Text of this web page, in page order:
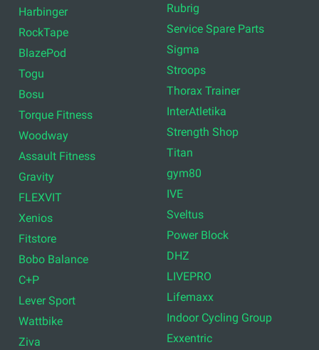
Harbinger
RockTape
BlazePod
Togu
Bosu
Torque Fitness
Woodway
Assault Fitness
Gravity
FLEXVIT
Xenios
Fitstore
Bobo Balance
C+P
Lever Sport
Wattbike
Ziva
Rubrig
Service Spare Parts
Sigma
Stroops
Thorax Trainer
InterAtletika
Strength Shop
Titan
gym80
IVE
Sveltus
Power Block
DHZ
LIVEPRO
Lifemaxx
Indoor Cycling Group
Exxentric